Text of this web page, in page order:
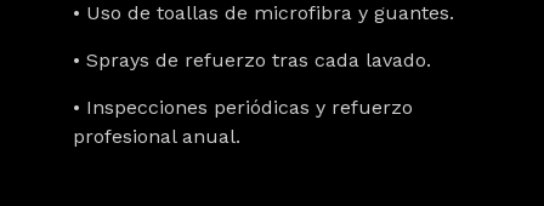
• Uso de toallas de microfibra y guantes.
• Sprays de refuerzo tras cada lavado.
• Inspecciones periódicas y refuerzo
profesional anual.